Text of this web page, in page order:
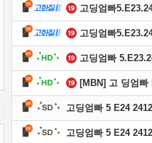
고딩엄빠
고딩엄빠
고딩엄빠
[MBN] 고 딩엄빠
고딩엄빠 5 E24
고딩엄빠 5 E24